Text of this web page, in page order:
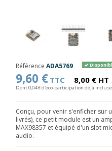
Référence ADA5769
9,60 € TTC 8,00 € HT
Dont 0,04 € d'eco-participation déjà
Conçu, pour venir s'enficher sur
livrés), ce petit module est un
MAX98357 et équipé d'un slot
audio.